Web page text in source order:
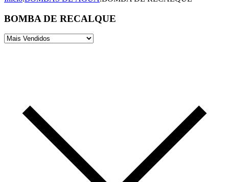
BOMBA DE RECALQUE